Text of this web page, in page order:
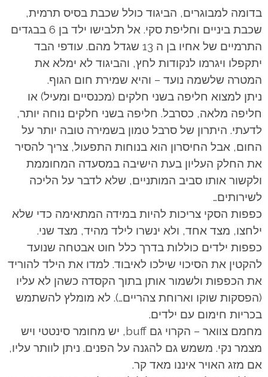
בדומה למבוגרים, הביגוד כולל שכבת בסיס תרמית,
שכבת ביניים וחליפת סקי. אל תלבישו ילד בן 6 בבגדים
התרמיים של אחיו בן ה 13 שגדל מהם. עודפי הבד
יתקפלו ויגרמו לנקודות לחץ, והביגוד לא ימלא את
המטרה שלשמה נועד – והיא שמירת חום הגוף.
ניתן למצוא חליפה בשני חלקים (מכנסיים ומעיל) או
חליפה מלאה, כסרבל. חליפה בשני חלקים נוחה יותר,
לדעתי. היתרון של סרבל טמון בשמירה טובה יותר על
החום, אבל החיסרון הוא בנוחות התפעול, צריך להסיר
את החלק העליון בעת הישיבה במסעדה המחוממת
ולקשור אותו סביב המותניים, שלא לדבר על הליכה
לשירותים…
כפפות הסקי צריכות להיות במידה המתאימה כדי שלא
ילחצו, מצד אחד, ולא ינשרו לילד מהיד, מצד שני.
כפפות ילדים כוללות בדרך כלל חוט אבטחה שנועד
להקטין את הסיכוי שילכו לאיבוד. למדו את הילד להוריד
את הכפפות ולשמור אותן בתוך הקסדה כשהן לא עליו
(הפסקות שוקו וארוחת צהריים…). לא מומלץ להשתמש
בכריות חימום עם ילדים.
מחמם צוואר – הקרוי גם buff, יש מחומר סינטטי ויש
מצמר נקי. משמש גם להגנה על הפנים. ניתן לוותר עליו,
אם מזג האויר איננו מאד קר.